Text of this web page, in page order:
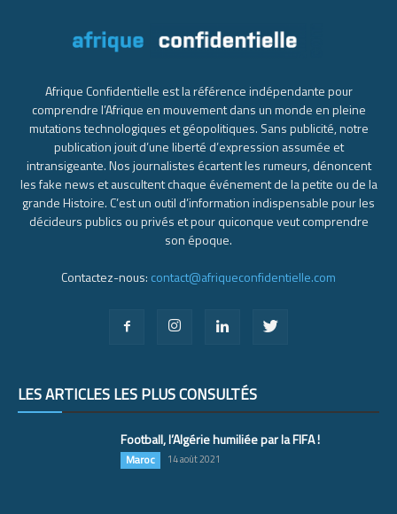
Afrique Confidentielle est la référence indépendante pour
comprendre l’Afrique en mouvement dans un monde en pleine
mutations technologiques et géopolitiques. Sans publicité, notre
publication jouit d’une liberté d’expression assumée et
intransigeante. Nos journalistes écartent les rumeurs, dénoncent
les fake news et auscultent chaque événement de la petite ou de la
grande Histoire. C’est un outil d’information indispensable pour les
décideurs publics ou privés et pour quiconque veut comprendre
son époque.
Contactez-nous: contact@afriqueconfidentielle.com
LES ARTICLES LES PLUS CONSULTÉS
Football, l’Algérie humiliée par la FIFA !
Maroc 14 août 2021